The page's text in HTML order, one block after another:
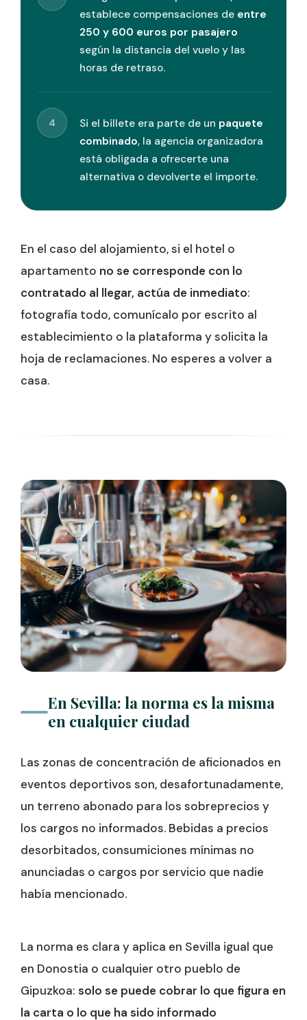
establece compensaciones de entre
250 y 600 euros por pasajero
según la distancia del vuelo y las
horas de retraso.
4 Si el billete era parte de un paquete
combinado, la agencia organizadora
está obligada a ofrecerte una
alternativa o devolverte el importe.
En el caso del alojamiento, si el hotel o
apartamento no se corresponde con lo
contratado al llegar, actúa de inmediato:
fotografía todo, comunícalo por escrito al
establecimiento o la plataforma y solicita la
hoja de reclamaciones. No esperes a volver a
casa.
En Sevilla: la norma es la misma
en cualquier ciudad
Las zonas de concentración de aficionados en
eventos deportivos son, desafortunadamente,
un terreno abonado para los sobreprecios y
los cargos no informados. Bebidas a precios
desorbitados, consumiciones mínimas no
anunciadas o cargos por servicio que nadie
había mencionado.
La norma es clara y aplica en Sevilla igual que
en Donostia o cualquier otro pueblo de
Gipuzkoa:solo se puede cobrar lo que figura en
la carta o lo que ha sido informado